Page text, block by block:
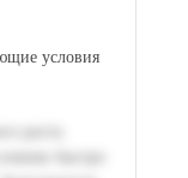
условия